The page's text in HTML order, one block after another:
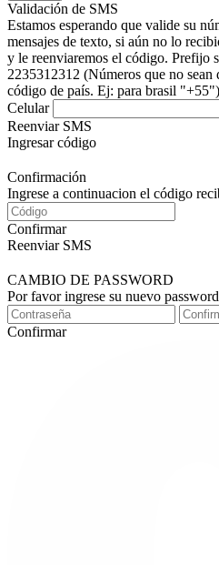
Validación de SMS
Estamos esperando que valide su
mensajes de texto, si aún no lo
y le reenviaremos el código. Prefijo
2235312312 (Números que no
código de país. Ej: para brasil "+55")
Celular
Reenviar SMS
Ingresar código
Confirmación
Ingrese a continuacion el código
Confirmar
Reenviar SMS
CAMBIO DE PASSWORD
Por favor ingrese su nuevo password
Confirmar